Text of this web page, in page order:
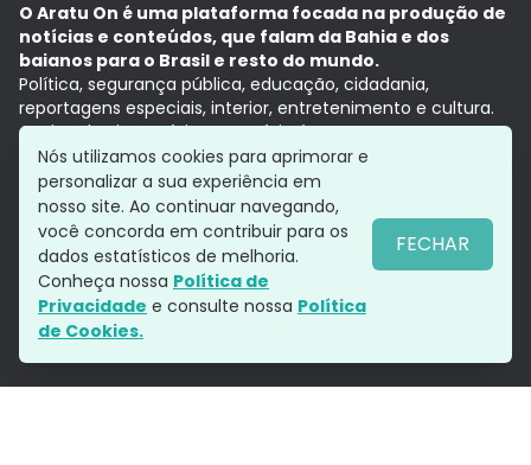
O Aratu On é uma plataforma focada na produção de
notícias e conteúdos, que falam da Bahia e dos
baianos para o Brasil e resto do mundo.
Política, segurança pública, educação, cidadania,
reportagens especiais, interior, entretenimento e cultura.
Aqui, tudo vira notícia e a notícia é no tempo presente,
com a credibilidade do Grupo Aratu.
Grupo Aratu
Política de privacidade
Siga-nos
Nós utilizamos cookies para aprimorar e
personalizar a sua experiência em
nosso site. Ao continuar navegando,
você concorda em contribuir para os
dados estatísticos de melhoria.
Conheça nossa Política de
Privacidade e consulte nossa Política
de Cookies.
FECHAR